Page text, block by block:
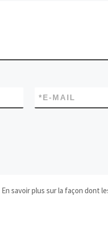
E-MAIL
*
En savoir plus sur la façon dont